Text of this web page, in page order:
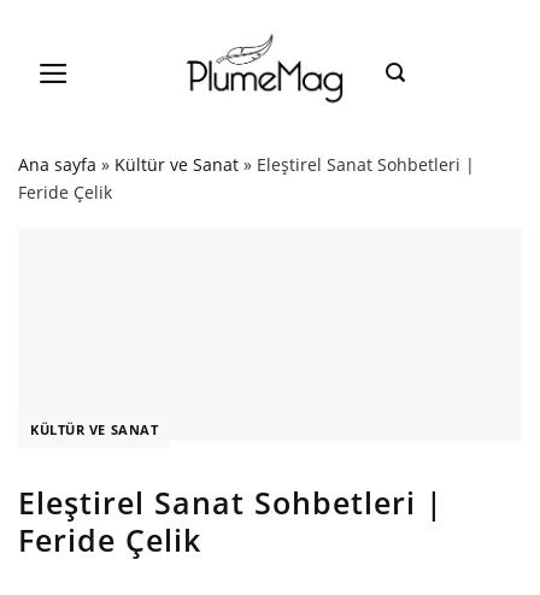
content
Ana sayfa » Kültür ve Sanat » Eleştirel Sanat Sohbetleri |
Feride Çelik
KÜLTÜR VE SANAT
Eleştirel Sanat Sohbetleri |
Feride Çelik